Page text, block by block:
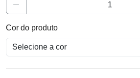
Cor do produto